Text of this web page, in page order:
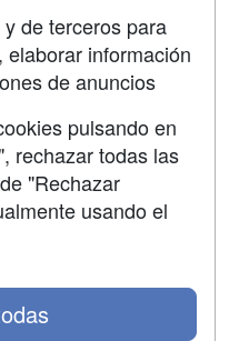
de terceros para
información
de anuncios
pulsando en
rechazar todas las
"Rechazar
usando el